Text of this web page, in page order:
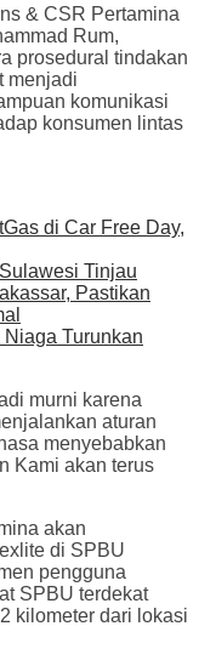
& CSR Pertamina
Rum,
prosedural tindakan
menjadi
komunikasi
konsumen lintas
di Car Free Day,
Tinjau
Pastikan
Turunkan
murni karena
aturan
menyebabkan
Kami akan terus
akan
di SPBU
pengguna
SPBU terdekat
kilometer dari lokasi